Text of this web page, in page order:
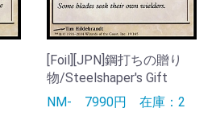
[Foil][JPN]鋼打ちの贈り
物/Steelshaper's Gift
NM- 7990円在庫：2